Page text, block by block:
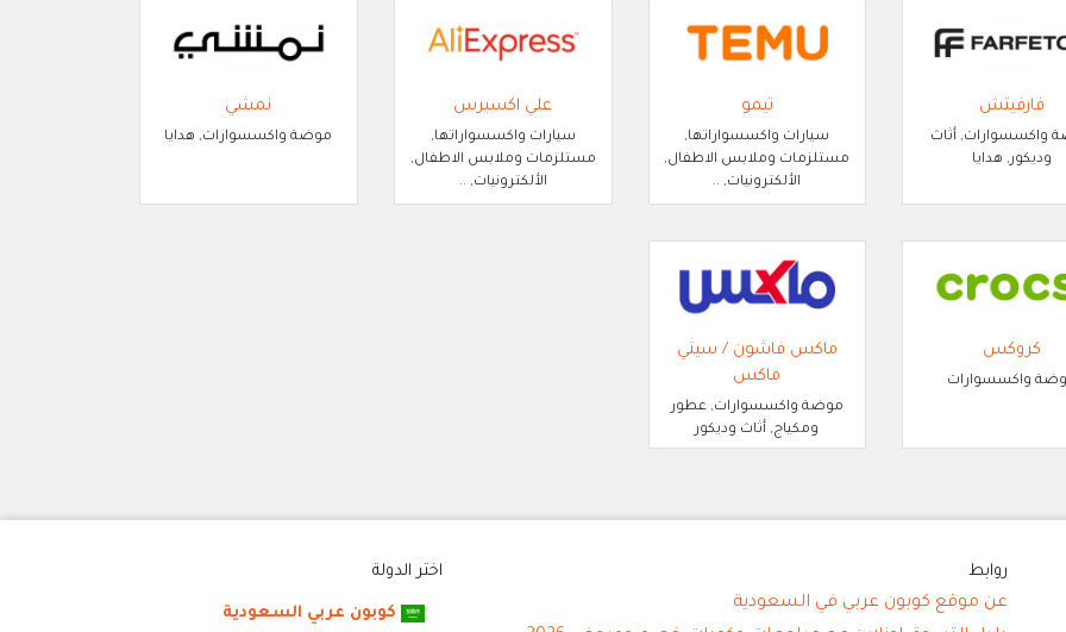
فارفيتش
واكسسوارات, أثاث
وديكور, هدايا
تيمو
سيارات واكسسواراتها,
مستلزمات وملابس الاطفال,
الألكترونيات, ..
علي اكسبرس
سيارات واكسسواراتها,
مستلزمات وملابس الاطفال,
الألكترونيات, ..
نمشي
موضة واكسسوارات, هدايا
كروكس
واكسسوارات
ماكس فاشون / سيتي
ماكس
موضة واكسسوارات, عطور
ومكياج, أثاث وديكور
روابط
عن موقع كوبون عربي في السعودية
اختر الدولة
كوبون عربي السعودية